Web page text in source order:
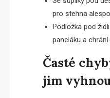
pro stehna
Podložka pod
paneláku a
Časté
jim